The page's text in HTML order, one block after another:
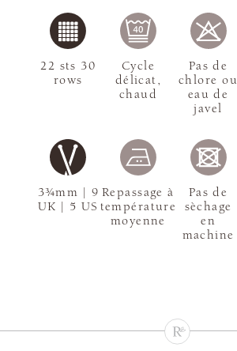
3¾mm | 9
UK | 5 US
22 sts 30
rows
Cycle
délicat,
chaud
Pas de
chlore ou
eau de
javel
Repassage à
température
moyenne
Pas de
sèchage
en
machine